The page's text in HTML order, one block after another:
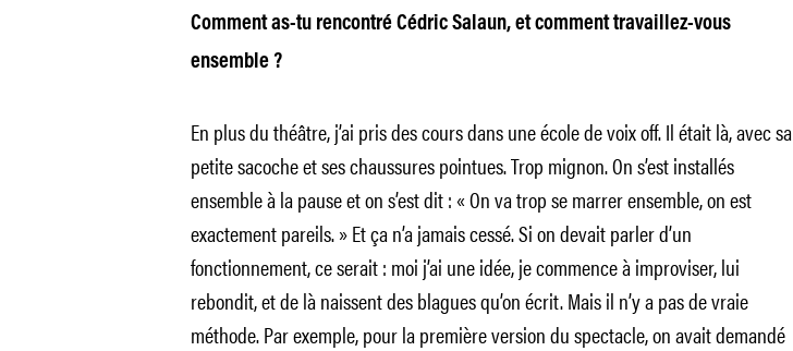
Comment as-tu rencontré Cédric Salaun, et comment travaillez-vous
ensemble ?
En plus du théâtre, j’ai pris des cours dans une école de voix off. Il était là, avec sa
petite sacoche et ses chaussures pointues. Trop mignon. On s’est installés
ensemble à la pause et on s’est dit : « On va trop se marrer ensemble, on est
exactement pareils. » Et ça n’a jamais cessé. Si on devait parler d’un
fonctionnement, ce serait : moi j’ai une idée, je commence à improviser, lui
rebondit, et de là naissent des blagues qu’on écrit. Mais il n’y a pas de vraie
méthode. Par exemple, pour la première version du spectacle, on avait demandé